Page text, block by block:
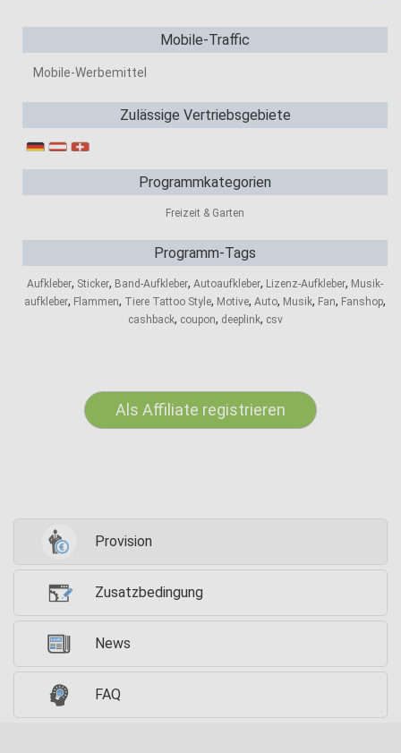
Mobile-Traffic
Mobile-Werbemittel
Zulässige Vertriebsgebiete
Programmkategorien
Freizeit & Garten
Programm-Tags
Aufkleber, Sticker, Band-Aufkleber, Autoaufkleber, Lizenz-Aufkleber, Musik-
aufkleber, Flammen, Tiere Tattoo Style, Motive, Auto, Musik, Fan, Fanshop,
cashback, coupon, deeplink, csv
Als Affiliate registrieren
Provision
Zusatzbedingung
News
FAQ